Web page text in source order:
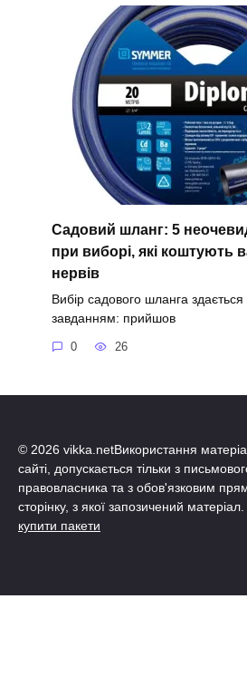
Садовий шланг: 5
при виборі, які коштують
нервів
Вибір садового шланга
завданням: прийшов
0 26
© 2026 vikka.netВикористання
сайті, допускається тільки з
правовласника та з обов'язковим
сторінку, з якої запозичений матеріал.
купити пакети